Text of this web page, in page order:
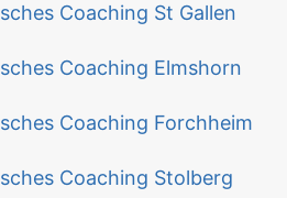
Coaching St Gallen
Coaching Elmshorn
Coaching Forchheim
Coaching Stolberg